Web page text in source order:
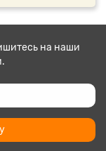
на наши